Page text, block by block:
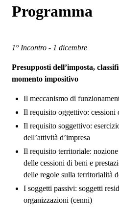
Programma
1° Incontro - 1 dicembre
Presupposti dell’imposta,
momento impositivo
Il meccanismo di
Il requisito oggettivo: cessioni
Il requisito soggettivo:
dell’attività d’impresa
Il requisito territoriale:
delle cessioni di beni e
delle regole sulla territorialità
I soggetti passivi: soggetti
organizzazioni (cenni)